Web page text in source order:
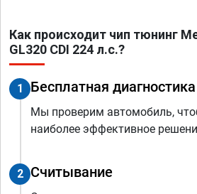
Как происходит чип тюнинг
GL320 CDI 224 л.с.?
1 Бесплатная диагностика
Мы проверим автомобиль,
наиболее эффективное
2 Считывание